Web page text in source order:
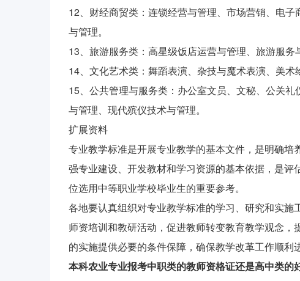
12、财经商贸类：连锁经营与管理、市场营销、电
与管理。
13、旅游服务类：高星级饭店运营与管理、旅游服务
14、文化艺术类：舞蹈表演、杂技与魔术表演、美术
15、公共管理与服务类：办公室文员、文秘、公关
与管理、现代殡仪技术与管理。
扩展资料
专业教学标准是开展专业教学的基本文件，是明确
强专业建设、开发教材和学习资源的基本依据，是
位选用中等职业学校毕业生的重要参考。
各地要认真组织对专业教学标准的学习、研究和实
师资培训和教研活动，促进教师转变教育教学观念
的实施提供必要的条件保障，确保教学改革工作顺利
本科农业专业报考中职类的教师资格证还是高中类的